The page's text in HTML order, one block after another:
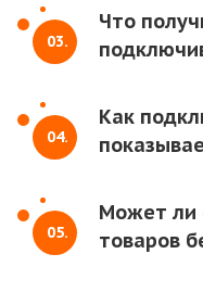
03.
Что
04.
Как
05.
Может ли
товаров